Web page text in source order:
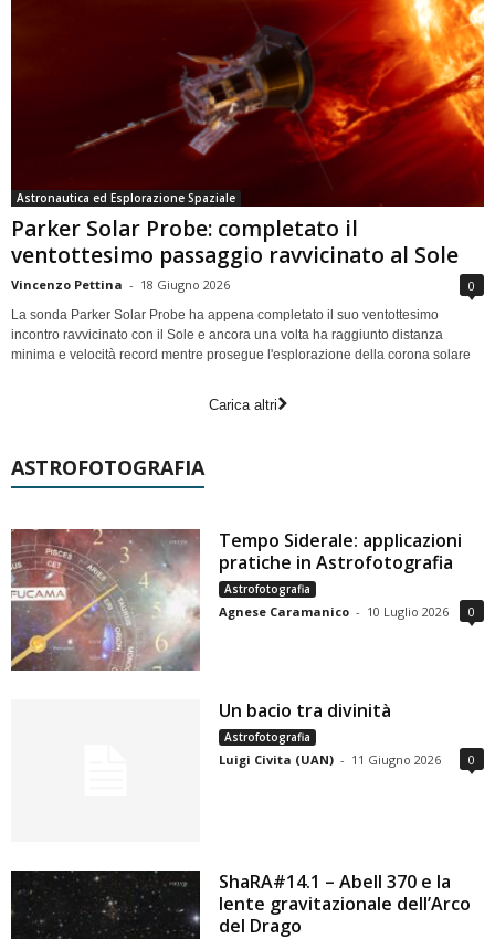
Astronautica ed Esplorazione Spaziale
Parker Solar Probe: completato il
ventottesimo passaggio ravvicinato al Sole
Vincenzo Pettina - 18 Giugno 2026 0
La sonda Parker Solar Probe ha appena completato il suo ventottesimo
incontro ravvicinato con il Sole e ancora una volta ha raggiunto distanza
minima e velocità record mentre prosegue l'esplorazione della corona solare
Carica altri
ASTROFOTOGRAFIA
Tempo Siderale: applicazioni
pratiche in Astrofotografia
Astrofotografia
Agnese Caramanico - 10 Luglio 2026 0
Un bacio tra divinità
Astrofotografia
Luigi Civita (UAN) - 11 Giugno 2026 0
ShaRA#14.1 – Abell 370 e la
lente gravitazionale dell’Arco
del Drago